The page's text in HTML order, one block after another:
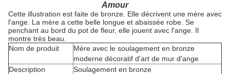
Amour
Cette illustration est faite de bronze. Elle décrivent une mère avec
l'ange. La mère a cette belle longue et abaissée robe. Se
penchant au bord du pot de fleur, elle jouent avec l'ange. Il
montre très beau.
Nom de produit
Mère avec le soulagement en bronze
moderne décoratif d'art de mur d'ange
Description
Soulagement en bronze